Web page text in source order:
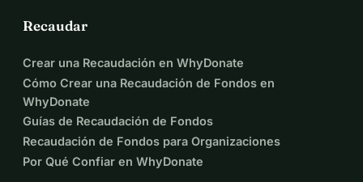
Recaudar
Crear una Recaudación en WhyDonate
Cómo Crear una Recaudación de Fondos en
WhyDonate
Guías de Recaudación de Fondos
Recaudación de Fondos para Organizaciones
Por Qué Confiar en WhyDonate